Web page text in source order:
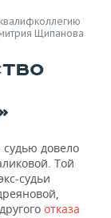
Щипанова
довело
Той
судьи
отказа